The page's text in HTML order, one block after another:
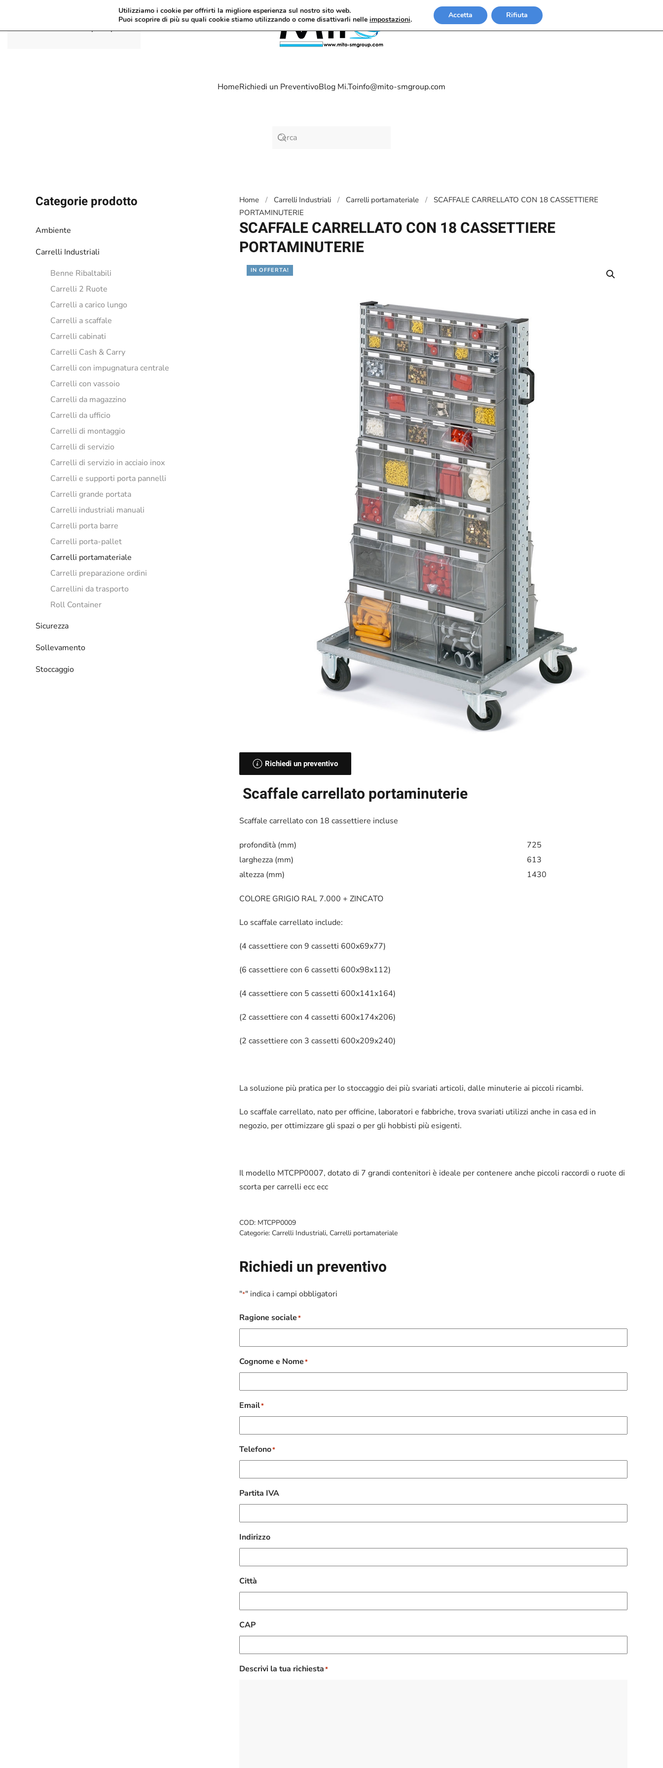
Passa al contenuto principale
HomeRichiedi un PreventivoBlog Mi.Toinfo@mito-smgroup.com
Categorie prodotto
Ambiente
Carrelli Industriali
Benne Ribaltabili
Carrelli 2 Ruote
Carrelli a carico lungo
Carrelli a scaffale
Carrelli cabinati
Carrelli Cash & Carry
Carrelli con impugnatura centrale
Carrelli con vassoio
Carrelli da magazzino
Carrelli da ufficio
Carrelli di montaggio
Carrelli di servizio
Carrelli di servizio in acciaio inox
Carrelli e supporti porta pannelli
Carrelli grande portata
Carrelli industriali manuali
Carrelli porta barre
Carrelli porta-pallet
Carrelli portamateriale
Carrelli preparazione ordini
Carrellini da trasporto
Roll Container
Sicurezza
Sollevamento
Stoccaggio
Home Carrelli Industriali Carrelli portamateriale
SCAFFALE CARRELLATO CON 18 CASSETTIERE
PORTAMINUTERIE
SCAFFALE CARRELLATO CON 18 CASSETTIERE
PORTAMINUTERIE
IN OFFERTA!
Richiedi un preventivo
Scaffale carrellato portaminuterie
Scaffale carrellato con 18 cassettiere incluse
profondità (mm)
725
larghezza (mm)
613
altezza (mm)
1430
COLORE GRIGIO RAL 7.000 + ZINCATO
Lo scaffale carrellato include:
(4 cassettiere con 9 cassetti 600x69x77)
(6 cassettiere con 6 cassetti 600x98x112)
(4 cassettiere con 5 cassetti 600x141x164)
(2 cassettiere con 4 cassetti 600x174x206)
(2 cassettiere con 3 cassetti 600x209x240)
La soluzione più pratica per lo stoccaggio dei più svariati articoli, dalle minuterie ai piccoli ricambi.
Lo scaffale carrellato, nato per officine, laboratori e fabbriche, trova svariati utilizzi anche in casa ed in
negozio, per ottimizzare gli spazi o per gli hobbisti più esigenti.
Il modello MTCPP0007, dotato di 7 grandi contenitori è ideale per contenere anche piccoli raccordi o ruote di
scorta per carrelli ecc ecc
COD: MTCPP0009
Categorie: Carrelli Industriali, Carrelli portamateriale
Richiedi un preventivo
"*" indica i campi obbligatori
Ragione sociale*
Cognome e Nome*
Email*
Telefono*
Partita IVA
Indirizzo
Città
CAP
Descrivi la tua richiesta*
Utilizziamo i cookie per offrirti la migliore esperienza sul nostro sito web.
Puoi scoprire di più su quali cookie stiamo utilizzando o come disattivarli nelle impostazioni. Accetta Rifiuta